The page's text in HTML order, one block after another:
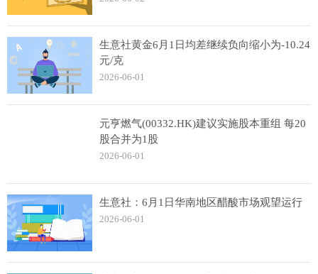
生意社黄金6月1日均差继续负向缩小为-10.24
元/克
2026-06-01
元亨燃气(00332.HK)建议实施股本重组 每20
股合并为1股
2026-06-01
生意社：6月1日华南地区醋酸市场观望运行
2026-06-01